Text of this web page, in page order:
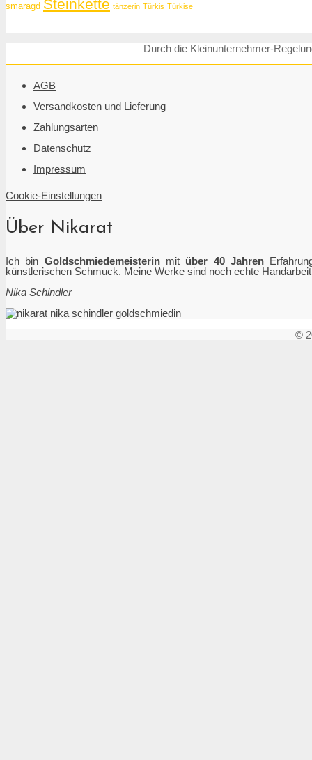
smaragd Steinkette tänzerin Türkis Türkise
Durch die Kleinunternehmer-
AGB
Versandkosten und Lieferung
Zahlungsarten
Datenschutz
Impressum
Cookie-Einstellungen
Über Nikarat
Ich bin Goldschmiedemeisterinmit über 40 Jahren
künstlerischen Schmuck. Meine Werke sind noch echte
Nika Schindler
©